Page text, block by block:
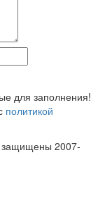
для заполнения!
политикой
защищены 2007-